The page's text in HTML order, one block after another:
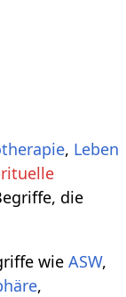
, Leben
die
wie ASW,
,